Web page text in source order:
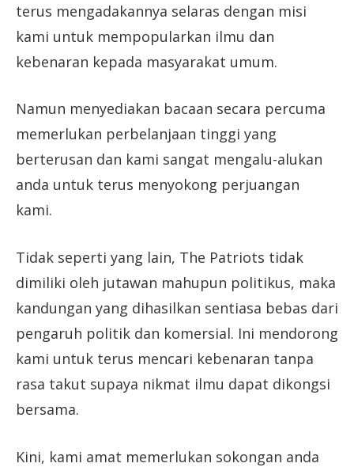
terus mengadakannya selaras dengan misi
kami untuk mempopularkan ilmu dan
kebenaran kepada masyarakat umum.
Namun menyediakan bacaan secara percuma
memerlukan perbelanjaan tinggi yang
berterusan dan kami sangat mengalu-alukan
anda untuk terus menyokong perjuangan
kami.
Tidak seperti yang lain, The Patriots tidak
dimiliki oleh jutawan mahupun politikus, maka
kandungan yang dihasilkan sentiasa bebas dari
pengaruh politik dan komersial. Ini mendorong
kami untuk terus mencari kebenaran tanpa
rasa takut supaya nikmat ilmu dapat dikongsi
bersama.
Kini, kami amat memerlukan sokongan anda